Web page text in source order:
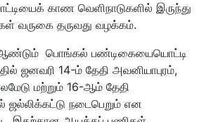
காண வெளிநாடுகளில் இருந்து
வருகை தருவது வழக்கம்.
பொங்கல் பண்டிகையையொட்டி
ஜனவரி 14-ம் தேதி அவனியாபுரம்,
மற்றும் 16-ஆம் தேதி
ஜல்லிக்கட்டு நடைபெறும் என